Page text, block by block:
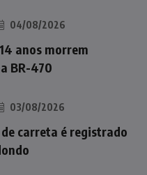
04/08/2026
anos morrem
BR-470
03/08/2026
carreta é registrado